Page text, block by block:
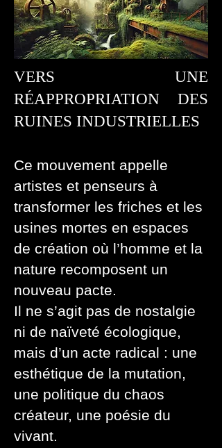
VERS UNE
RÉAPPROPRIATION DES
RUINES INDUSTRIELLES
Ce mouvement appelle
artistes et penseurs à
transformer les friches et les
usines mortes en espaces
de création où l’homme et la
nature recomposent un
nouveau pacte.
Il ne s’agit pas de nostalgie
ni de naïveté écologique,
mais d’un acte radical : une
esthétique de la mutation,
une politique du chaos
créateur, une poésie du
vivant.